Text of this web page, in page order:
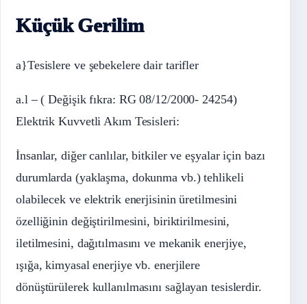
Küçük Gerilim
a}Tesislere ve şebekelere dair tarifler
a.l – ( Değişik fıkra: RG 08/12/2000- 24254)
Elektrik Kuvvetli Akım Tesisleri:
İnsanlar, diğer canlılar, bitkiler ve eşyalar için bazı
durumlarda (yaklaşma, dokunma vb.) tehlikeli
olabilecek ve elektrik enerjisinin üretilmesini
özelliğinin değiştirilmesini, biriktirilmesini,
iletilmesini, dağıtılmasını ve mekanik enerjiye,
ışığa, kimyasal enerjiye vb. enerjilere
dönüştürülerek kullanılmasını sağlayan tesislerdir.